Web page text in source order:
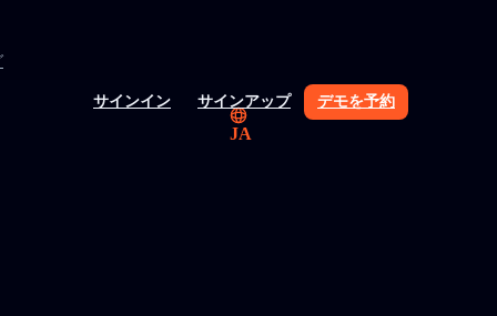
サインイン サインアップ デモを予約
JA